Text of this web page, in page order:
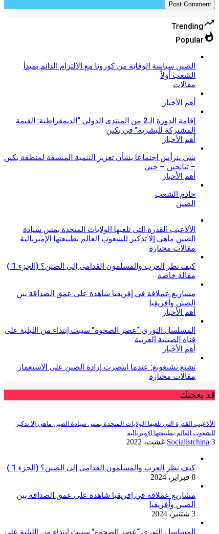
trending_up
Trending
whatshot
Popular
الصين سياسة الوقاية من كورونا مع الالتزام الدائم بمبدأ
الشعب أولاً
مقالات
أهم الأخبار
إقامة الدورة الـ2 من المنتدى الدولي “الديمقراطية: القيمة
المشتركة للبشرية” في بكين
أهم الأخبار
شي يترأس اجتماعا بشأن تعزيز التنمية المنسقة لمنطقة بكين
– تيانجين – خبي
أهم الأخبار
خادم الشعب
الصين
الألاعيب القذرة التى تلعبها الولايات المتحدة بمس سيادة
الصين ماهي إلا تذكير للشعوب العالم بطبيعتها الإمبريالية
مقالات مختارة
كيف نظر العرب والمسلمون القدامى إلى الصين؟ (الجزء 1 )
مقالة خاصة
مشاريع عملاقة في إفريقيا شاهدة على عمق الصداقة بين
الصين وأفريقيا
أهم الأخبار
المسلسل الثوري “عصر الصحوة” سيبث إبتداء من الليلية على
قناة الصينية العربية
أهم الأخبار
تشنغ تشنغونغ: عندما انتصرت إرادة الصين على الاستعمار
مقالات مختارة
قد يعجبك
الألاعيب القذرة التى تلعبها الولايات المتحدة بمس سيادة الصين ماهي إلا تذكير
للشعوب العالم بطبيعتها الإمبريالية
Socialistchina 3 غشت، 2022
كيف نظر العرب والمسلمون القدامى إلى الصين؟ (الجزء 1 )
8 فبراير، 2024
مشاريع عملاقة في إفريقيا شاهدة على عمق الصداقة بين
الصين وأفريقيا
3 شتنبر، 2024
المسلسل الثوري “عصر الصحوة” سيبث إبتداء من الليلية على